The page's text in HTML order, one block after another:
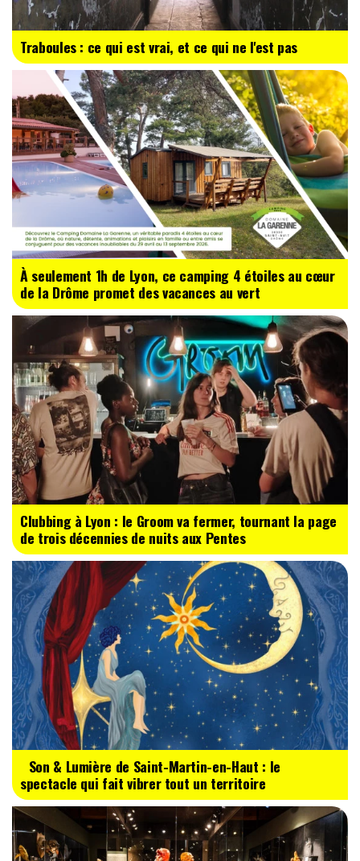
Traboules : ce qui est vrai, et ce qui ne l'est pas
À seulement 1h de Lyon, ce camping 4 étoiles au cœur
de la Drôme promet des vacances au vert
Clubbing à Lyon : le Groom va fermer, tournant la page
de trois décennies de nuits aux Pentes
Son & Lumière de Saint-Martin-en-Haut : le
spectacle qui fait vibrer tout un territoire